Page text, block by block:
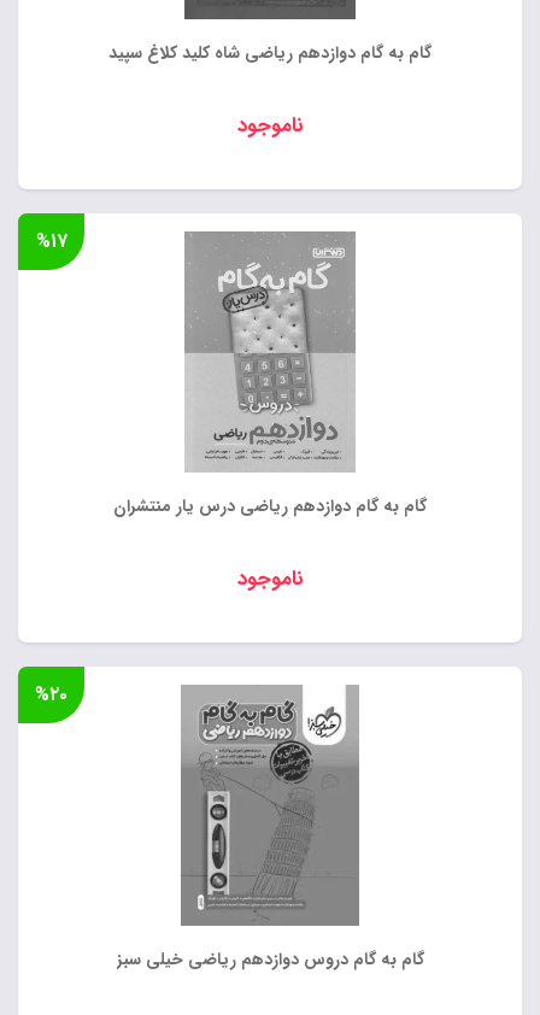
گام به گام دوازدهم ریاضی شاه کلید کلاغ سپید
ناموجود
گام به گام دوازدهم ریاضی درس یار منتشران
ناموجود
%۱۷
گام به گام دروس دوازدهم ریاضی خیلی سبز
%۲۰